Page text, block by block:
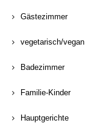
Gästezimmer
vegetarisch/vegan
Badezimmer
Familie-Kinder
Hauptgerichte